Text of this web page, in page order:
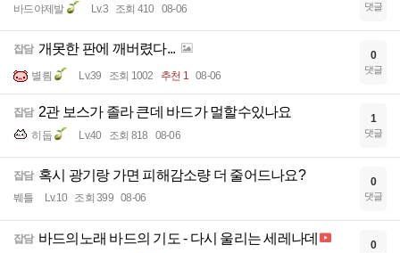
바드야제발 Lv.3 조회 410 08-06 댓글
잡담 개못한 판에 깨버렸다...
별릠 Lv.39 조회 1002 추천 1 08-06
0
댓글
잡담 2관 보스가 졸라 큰데 바드가 멀할수있나요
히둡 Lv.40 조회 818 08-06
1
댓글
잡담 혹시 광기랑 가면 피해감소량 더 줄어드나요?
붸틀 Lv.10 조회 399 08-06
0
댓글
잡담 바드의노래 바드의 기도 - 다시 울리는 세레나데 0